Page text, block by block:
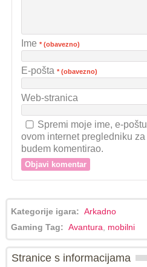
Ime * (obavezno)
E-pošta * (obavezno)
Web-stranica
Spremi moje ime, e-
ovom internet pregledniku
budem komentirao.
Kategorije igara: Arkadno
Gaming Tag: Avantura mobilni
Stranice s informacijama